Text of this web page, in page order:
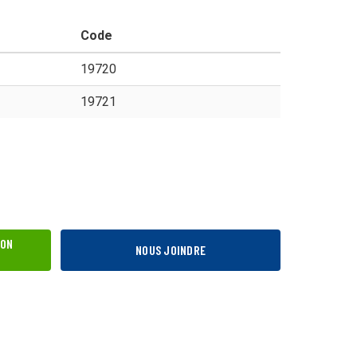
Code
19720
19721
NOUS JOINDRE